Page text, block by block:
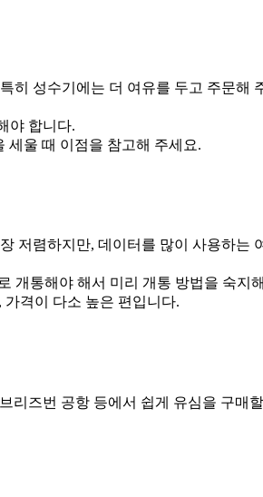
히 성수기에는 더 여유를 두고 주문해
야 합니다.
세울 때 이점을 참고해 주세요.
저렴하지만, 데이터를 많이 사용하는
개통해야 해서 미리 개통 방법을 숙지
가격이 다소 높은 편입니다.
리즈번 공항 등에서 쉽게 유심을 구매